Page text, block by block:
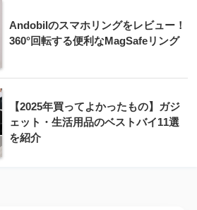
Andobilのスマホリングをレビュー！
360°回転する便利なMagSafeリング
【2025年買ってよかったもの】ガジ
ェット・生活用品のベストバイ11選
を紹介